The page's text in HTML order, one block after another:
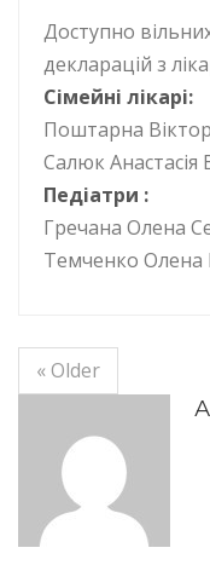
Доступно
декларацій з
Сімейні лікарі:
Поштарна
Салюк
Педіатри :
Гречана Олена
Темченко Олена
« Older